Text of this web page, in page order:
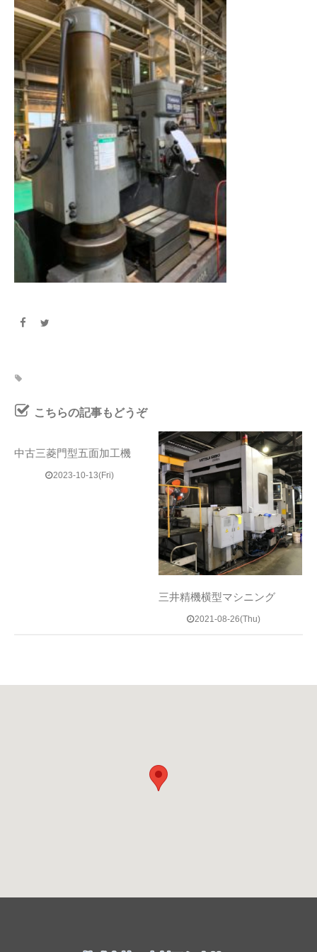
こちらの記事もどうぞ
中古三菱門型五面加工機
2023-10-13(Fri)
三井精機横型マシニング
2021-08-26(Thu)